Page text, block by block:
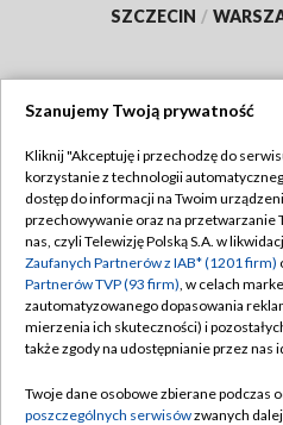
SZCZECIN /
Abonament TVP
Emisja w TVP
Centrum informacji TVP
Naziemna Telewizja Cyfrowa
Rada Programowa
Polityka
Moje
Szanujemy Twoją prywatność
Kliknij "Akceptuję i przechodzę do
korzystanie z technologii
dostęp do informacji na Twoim
przechowywanie oraz na przetwarzanie
nas, czyli Telewizję Polską S.A. w
Zaufanych Partnerów z IAB* (1201 firm)
Partnerów TVP (93 firm), w celach
zautomatyzowanego dopasowania
mierzenia ich skuteczności) i
także zgody na udostępnianie przez nas
Twoje dane osobowe zbierane podczas
poszczególnych serwisówzwanych